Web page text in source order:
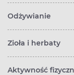
Odżywianie
Zioła i herbaty
Aktywność